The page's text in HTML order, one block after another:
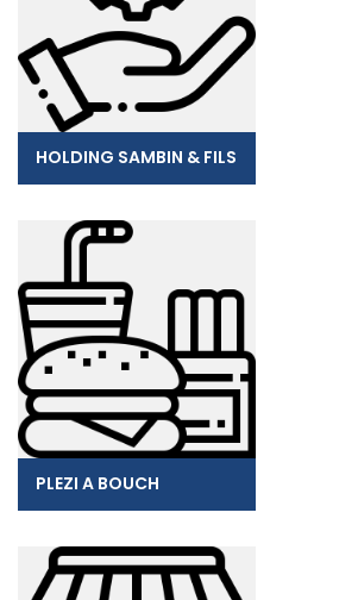
HOLDING SAMBIN & FILS
PLEZI A BOUCH